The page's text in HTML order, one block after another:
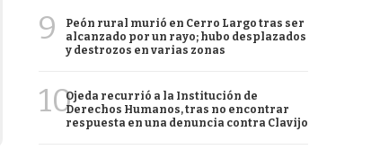
9
Peón rural murió en Cerro Largo tras ser
alcanzado por un rayo; hubo desplazados
y destrozos en varias zonas
10Ojeda recurrió a la Institución de
Derechos Humanos, tras no encontrar
respuesta en una denuncia contra Clavijo